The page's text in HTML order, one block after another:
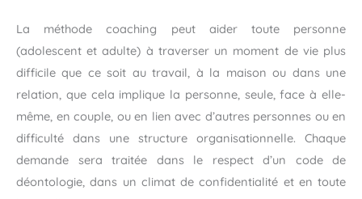
La méthode coaching peut aider toute personne
(adolescent et adulte) à traverser un moment de vie plus
difficile que ce soit au travail, à la maison ou dans une
relation, que cela implique la personne, seule, face à elle-
même, en couple, ou en lien avec d’autres personnes ou en
difficulté dans une structure organisationnelle. Chaque
demande sera traitée dans le respect d’un code de
déontologie, dans un climat de confidentialité et en toute